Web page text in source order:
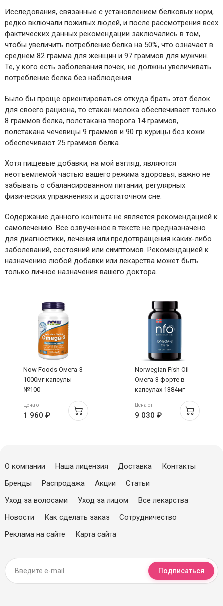
Исследования, связанные с установлением белковых норм,
редко включали пожилых людей, и после рассмотрения всех
фактических данных рекомендации заключались в том,
чтобы увеличить потребление белка на 50%, что означает в
среднем 82 грамма для женщин и 97 граммов для мужчин.
Те, у кого есть заболевания почек, не должны увеличивать
потребление белка без наблюдения.
Было бы проще ориентироваться откуда брать этот белок
для своего рациона, то стакан молока обеспечивает только
8 граммов белка, полстакана творога 14 граммов,
полстакана чечевицы 9 граммов и 90 гр курицы без кожи
обеспечивают 25 граммов белка.
Хотя пищевые добавки, на мой взгляд, являются
неотъемлемой частью вашего режима здоровья, важно не
забывать о сбалансированном питании, регулярных
физических упражнениях и достаточном сне.
Содержание данного контента не является рекомендацией к
самолечению. Все озвученное в тексте не предназначено
для диагностики, лечения или предотвращения каких-либо
заболеваний, состояний или симптомов. Рекомендацией к
назначению любой добавки или лекарства может быть
только личное назначения вашего доктора.
Now Foods Омега-3
1000мг капсулы
№100
Цена от
1 960 ₽
Norwegian Fish Oil
Омега-3 форте в
капсулах 1384мг
Цена от
9 030 ₽
О компании Наша лицензия Доставка
Контакты
Бренды
Распродажа Акции
Статьи
Уход за волосами
Уход за лицом
Все лекарства
Новости
Как сделать заказ
Сотрудничество
Реклама на сайте
Карта сайта
Подписаться